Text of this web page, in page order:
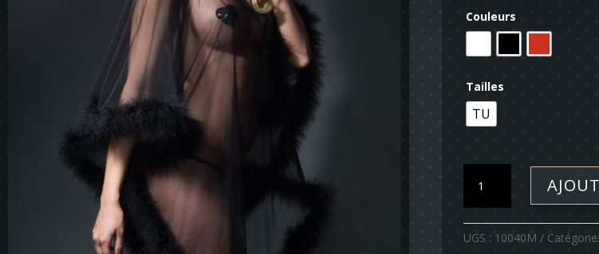
Couleurs
Tailles
TU
Poncho
-
Douchka
UGS : 10040M